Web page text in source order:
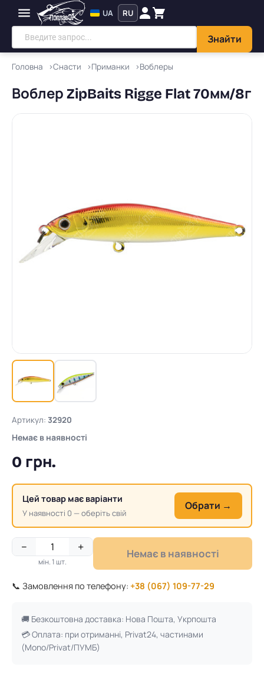
Знайти
UA RU
Головна Снасти Приманки Воблеры
Воблер ZipBaits Rigge Flat 70мм/8г
Артикул: 32920
Немає в наявності
0 грн.
Цей товар має варіанти
У наявності 0 — оберіть свій
Обрати →
− +
мін. 1 шт.
Немає в наявності
📞 Замовлення по телефону: +38 (067) 109-77-29
🚚 Безкоштовна доставка: Нова Пошта, Укрпошта
💳 Оплата: при отриманні, Privat24, частинами
(Mono/Privat/ПУМБ)